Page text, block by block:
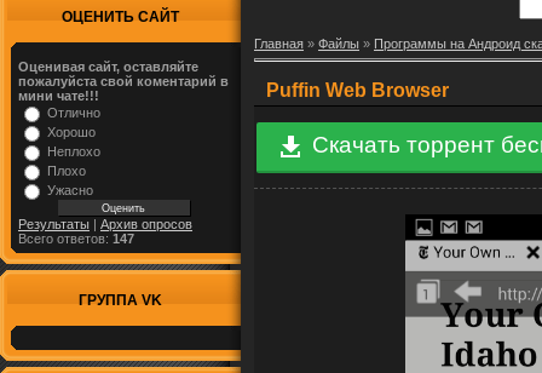
ОЦЕНИТЬ САЙТ
Оценивая сайт, оставляйте
пожалуйста свой коментарий в
мини чате!!!
Отлично
Хорошо
Неплохо
Плохо
Ужасно
Результаты | Архив опросов
Всего ответов: 147
ГРУППА VK
Главная » Файлы » Программы на Андроид
Puffin Web Browser
Скачать торрент